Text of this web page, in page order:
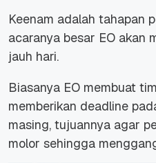
Keenam adalah tahapan
acaranya besar EO akan
jauh hari.
Biasanya EO membuat
memberikan deadline
masing, tujuannya agar
molor sehingga